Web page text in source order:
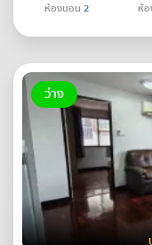
ห้องนอน 2 ห้อ
ว่าง